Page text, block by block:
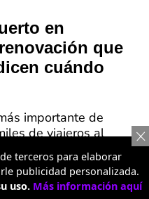
en
que
cuándo
importante de
de viajeros al
revelan la lista de
terceros para elaborar
publicidad personalizada.
uso. Más información aquí